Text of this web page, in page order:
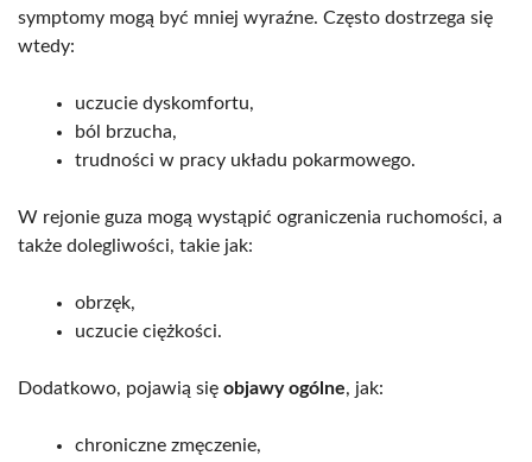
symptomy mogą być mniej wyraźne. Często dostrzega się
wtedy:
uczucie dyskomfortu,
ból brzucha,
trudności w pracy układu pokarmowego.
W rejonie guza mogą wystąpić ograniczenia ruchomości, a
także dolegliwości, takie jak:
obrzęk,
uczucie ciężkości.
Dodatkowo, pojawią się objawy ogólne, jak:
chroniczne zmęczenie,